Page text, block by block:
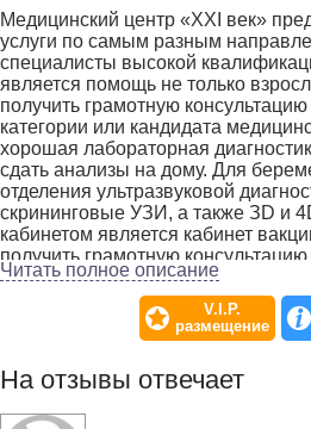
Медицинский центр «XXI век»
услуги по самым разным
специалисты высокой
является помощь не только
получить грамотную
категории или кандидата
хорошая лабораторная
сдать анализы на дому. Для
отделения ультразвуковой
скрининговые УЗИ, а также ЗD и
кабинетом является кабинет
получить грамотную
для своего ребенка и провести
Читать полное описание
V.I.P.
размещение
На отзывы отвечает